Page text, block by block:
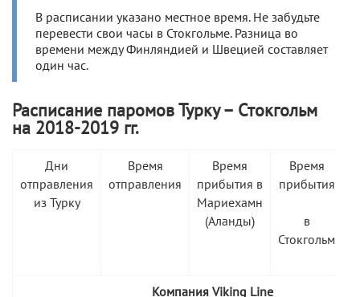
В расписании указано местное время. Не забудьте
перевести свои часы в Стокгольме. Разница во
времени между Финляндией и Швецией составляет
один час.
Расписание паромов Турку – Стокгольм
на 2018-2019 гг.
Дни
отправления
из Турку
Время
отправления
Время
прибытия в
Мариехамн
(Аланды)
Время
прибытия
в
Стокгольм
Компания Viking Line